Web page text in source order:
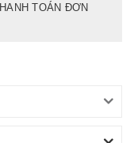
TOÁN ĐƠN